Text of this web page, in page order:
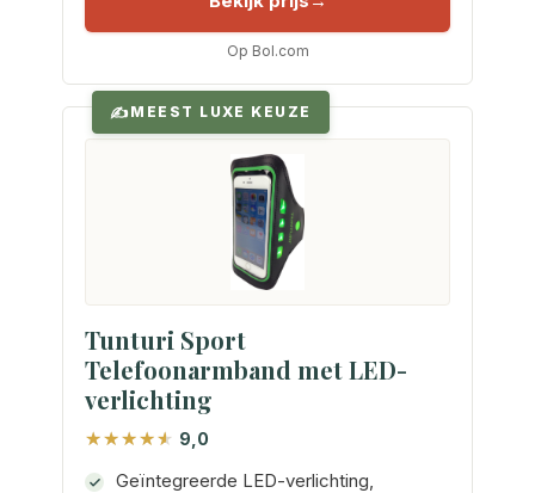
Op Bol.com
MEEST LUXE KEUZE
Tunturi Sport
Telefoonarmband met LED-
verlichting
9,0
Geïntegreerde LED-verlichting,